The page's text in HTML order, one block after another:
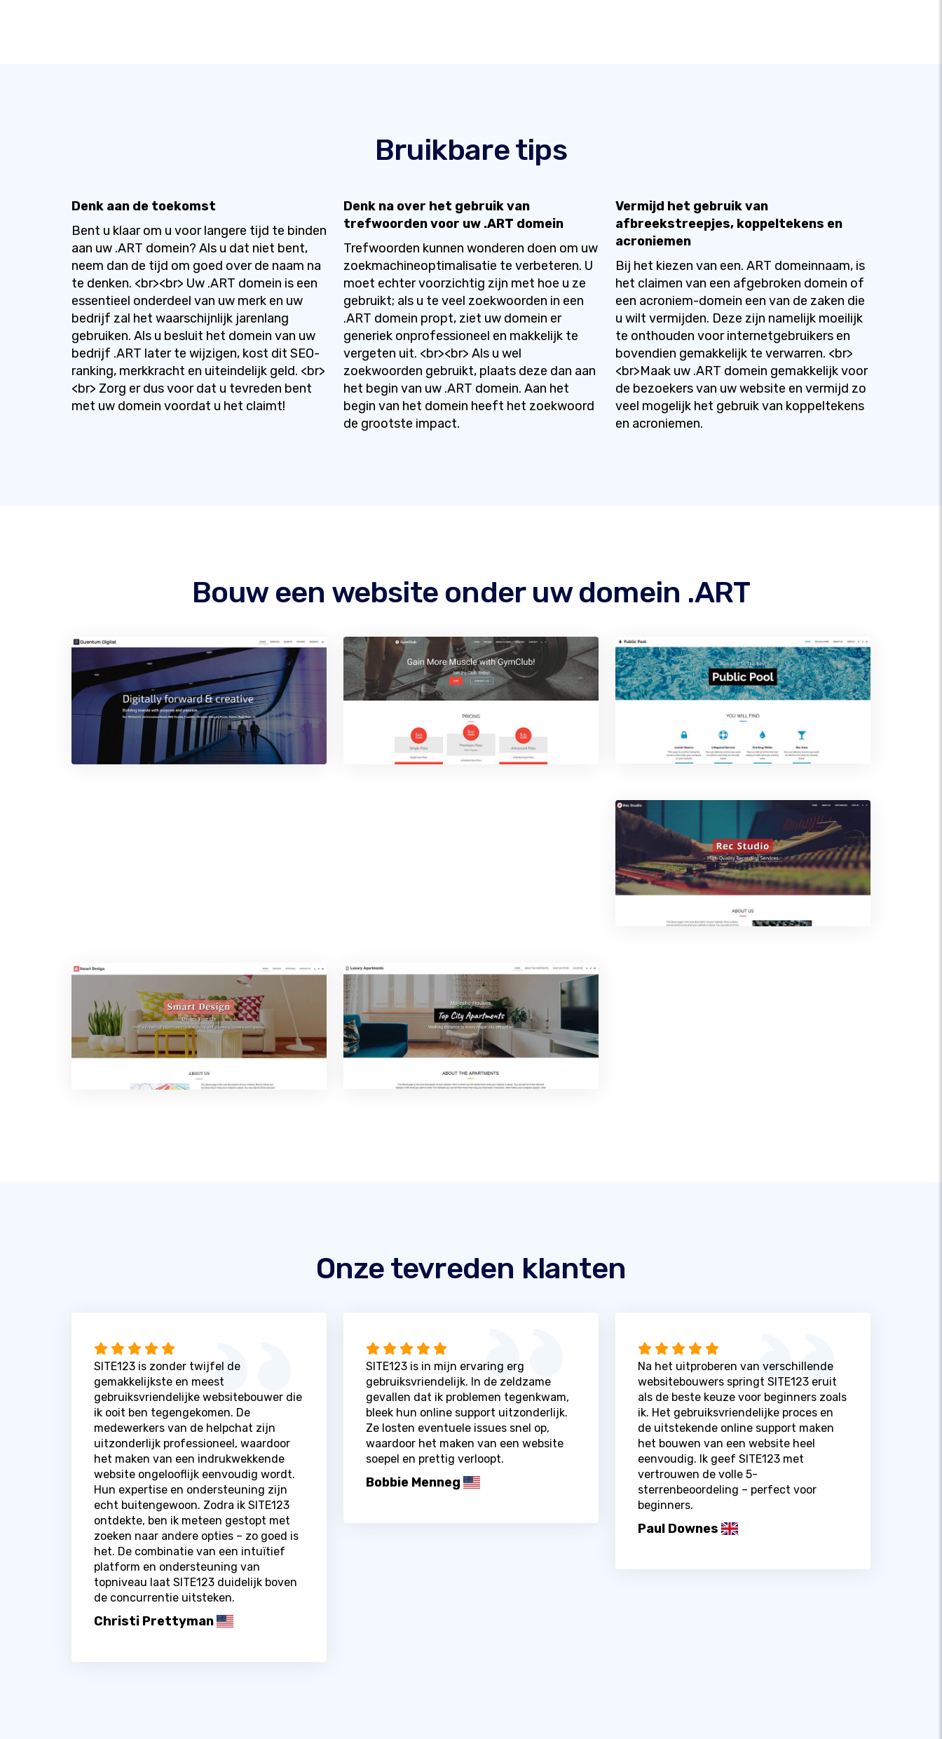
Bruikbare tips
Denk aan de toekomst
Bent u klaar om u voor langere tijd te binden
aan uw .ART domein? Als u dat niet bent,
neem dan de tijd om goed over de naam na
te denken. <br><br> Uw .ART domein is een
essentieel onderdeel van uw merk en uw
bedrijf zal het waarschijnlijk jarenlang
gebruiken. Als u besluit het domein van uw
bedrijf .ART later te wijzigen, kost dit SEO-
ranking, merkkracht en uiteindelijk geld. <br>
<br> Zorg er dus voor dat u tevreden bent
met uw domein voordat u het claimt!
Denk na over het gebruik van
trefwoorden voor uw .ART domein
Trefwoorden kunnen wonderen doen om uw
zoekmachineoptimalisatie te verbeteren. U
moet echter voorzichtig zijn met hoe u ze
gebruikt; als u te veel zoekwoorden in een
.ART domein propt, ziet uw domein er
generiek onprofessioneel en makkelijk te
vergeten uit. <br><br> Als u wel
zoekwoorden gebruikt, plaats deze dan aan
het begin van uw .ART domein. Aan het
begin van het domein heeft het zoekwoord
de grootste impact.
Vermijd het gebruik van
afbreekstreepjes, koppeltekens en
acroniemen
Bij het kiezen van een. ART domeinnaam, is
het claimen van een afgebroken domein of
een acroniem-domein een van de zaken die
u wilt vermijden. Deze zijn namelijk moeilijk
te onthouden voor internetgebruikers en
bovendien gemakkelijk te verwarren. <br>
<br>Maak uw .ART domein gemakkelijk voor
de bezoekers van uw website en vermijd zo
veel mogelijk het gebruik van koppeltekens
en acroniemen.
Bouw een website onder uw domein .ART
Onze tevreden klanten
SITE123 is zonder twijfel de
gemakkelijkste en meest
gebruiksvriendelijke websitebouwer die
ik ooit ben tegengekomen. De
medewerkers van de helpchat zijn
uitzonderlijk professioneel, waardoor
het maken van een indrukwekkende
website ongelooflijk eenvoudig wordt.
Hun expertise en ondersteuning zijn
echt buitengewoon. Zodra ik SITE123
ontdekte, ben ik meteen gestopt met
zoeken naar andere opties – zo goed is
het. De combinatie van een intuïtief
platform en ondersteuning van
topniveau laat SITE123 duidelijk boven
de concurrentie uitsteken.
Christi Prettyman
SITE123 is in mijn ervaring erg
gebruiksvriendelijk. In de zeldzame
gevallen dat ik problemen tegenkwam,
bleek hun online support uitzonderlijk.
Ze losten eventuele issues snel op,
waardoor het maken van een website
soepel en prettig verloopt.
Bobbie Menneg
Na het uitproberen van verschillende
websitebouwers springt SITE123 eruit
als de beste keuze voor beginners zoals
ik. Het gebruiksvriendelijke proces en
de uitstekende online support maken
het bouwen van een website heel
eenvoudig. Ik geef SITE123 met
vertrouwen de volle 5-
sterrenbeoordeling – perfect voor
beginners.
Paul Downes